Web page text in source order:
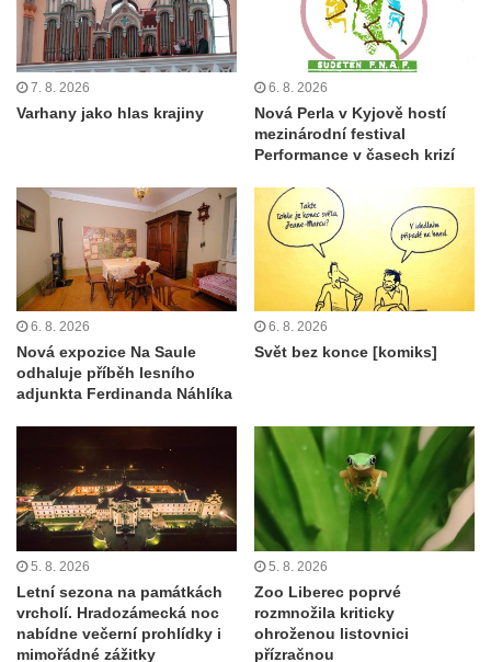
7. 8. 2026
Varhany jako hlas krajiny
6. 8. 2026
Nová Perla v Kyjově hostí
mezinárodní festival
Performance v časech krizí
6. 8. 2026
Nová expozice Na Saule
odhaluje příběh lesního
adjunkta Ferdinanda Náhlíka
6. 8. 2026
Svět bez konce [komiks]
5. 8. 2026
Letní sezona na památkách
vrcholí. Hradozámecká noc
nabídne večerní prohlídky i
mimořádné zážitky
5. 8. 2026
Zoo Liberec poprvé
rozmnožila kriticky
ohroženou listovnici
přízračnou